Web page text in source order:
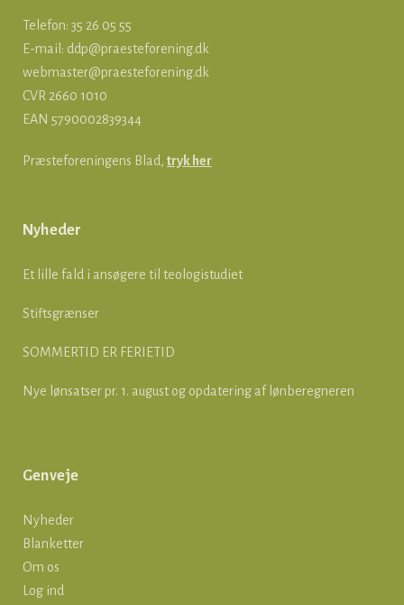
Telefon: 35 26 05 55
E-mail: ddp@praesteforening.dk
webmaster@praesteforening.dk
CVR 2660 1010
EAN 5790002839344
Præsteforeningens Blad, tryk her
Nyheder
Et lille fald i ansøgere til teologistudiet
Stiftsgrænser
SOMMERTID ER FERIETID
Nye lønsatser pr. 1. august og opdatering af lønberegneren
Genveje
Nyheder
Blanketter
Om os
Log ind